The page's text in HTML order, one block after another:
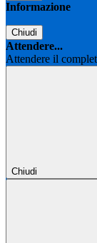
Informazione
Chiudi
Attendere...
Attendere il
Chiudi